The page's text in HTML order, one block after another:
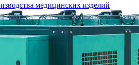
медицинских изделий